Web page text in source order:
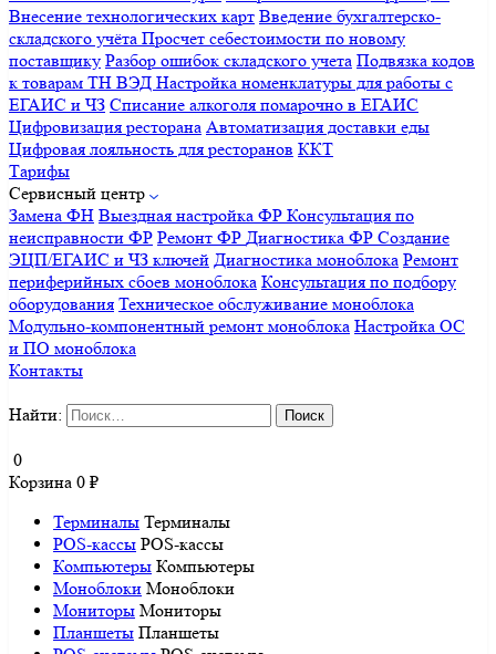
Внесение технологических карт Введение бухгалтерско-
складского учёта Просчет себестоимости по новому
поставщику Разбор ошибок складского учета Подвязка кодов
к товарам ТН ВЭД Настройка номенклатуры для работы с
ЕГАИС и ЧЗ Списание алкоголя помарочно в ЕГАИС
Цифровизация ресторана Автоматизация доставки еды
Цифровая лояльность для ресторанов ККТ
Тарифы
Сервисный центр
Замена ФН Выездная настройка ФР Консультация по
неисправности ФР Ремонт ФР Диагностика ФР Создание
ЭЦП/ЕГАИС и ЧЗ ключей Диагностика моноблока Ремонт
периферийных сбоев моноблока Консультация по подбору
оборудования Техническое обслуживание моноблока
Модульно-компонентный ремонт моноблока Настройка ОС
и ПО моноблока
Контакты
Найти:
0
Корзина 0 ₽
Терминалы Терминалы
POS-кассы POS-кассы
Компьютеры Компьютеры
Моноблоки Моноблоки
Мониторы Мониторы
Планшеты Планшеты